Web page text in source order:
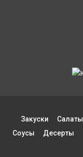
Закуски Салаты
Соусы
Десерты